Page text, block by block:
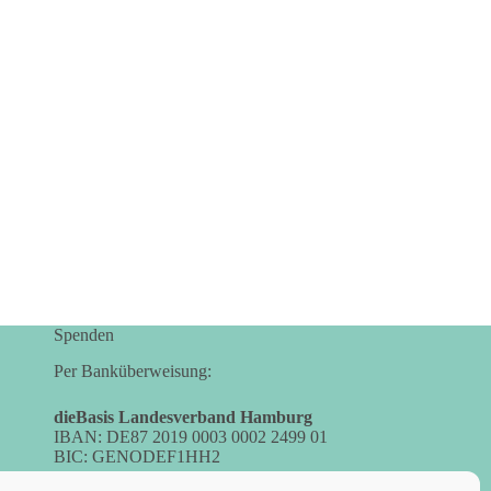
Spenden
Per Banküberweisung:
dieBasis Landesverband Hamburg
IBAN: DE87 2019 0003 0002 2499 01
BIC: GENODEF1HH2